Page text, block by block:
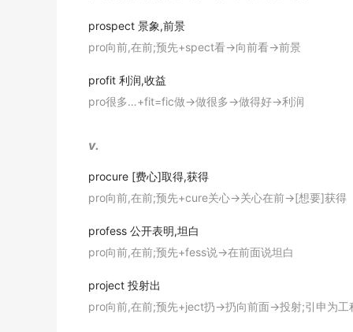
prospect 景象,前景
pro向前,在前;预先+spect看→向前看→前景
profit 利润,收益
pro很多…+fit=fic做→做很多→做得好→利润
v.
procure [费心]取得,获得
pro向前,在前;预先+cure关心→关心在前→[想要]获得
profess 公开表明,坦白
pro向前,在前;预先+fess说→在前面说坦白
project 投射出
pro向前,在前;预先+ject扔→扔向前面→投射;引申为工